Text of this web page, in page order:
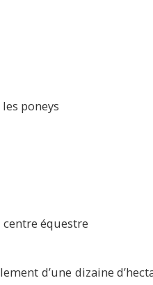
poneys
équestre
d’une dizaine